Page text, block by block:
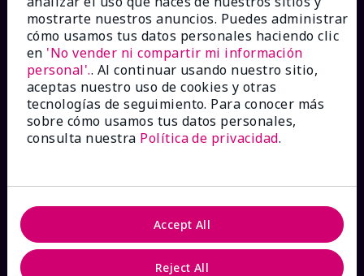
¿CÓMO PODEMOS AYUDAR?
Recibe e-mails
Contáctanos
Catálogos interactivos
mostrarte nuestros anuncios. Puedes administrar
cómo usamos tus datos personales haciendo clic
en 'No vender ni compartir mi información
personal'.. Al continuar usando nuestro sitio,
aceptas nuestro uso de cookies y otras
tecnologías de seguimiento. Para conocer más
sobre cómo usamos tus datos personales,
consulta nuestra Política de privacidad.
Reject All
Accept All